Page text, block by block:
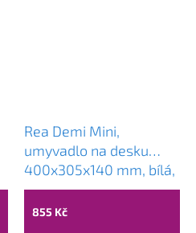
Rea Demi Mini,
umyvadlo na desku
400x305x140 mm, bílá,
REA-U5064
855 Kč